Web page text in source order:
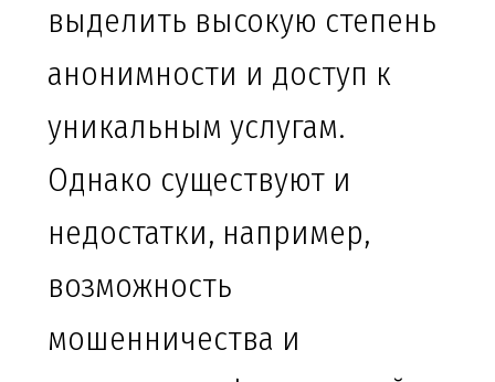
выделить высокую степень
анонимности и доступ к
уникальным услугам.
Однако существуют и
недостатки, например,
возможность
мошенничества и